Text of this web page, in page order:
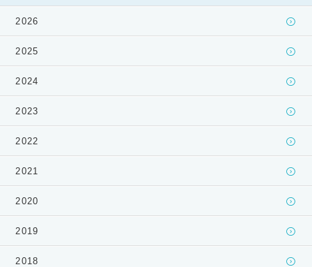
2026
2025
2024
2023
2022
2021
2020
2019
2018